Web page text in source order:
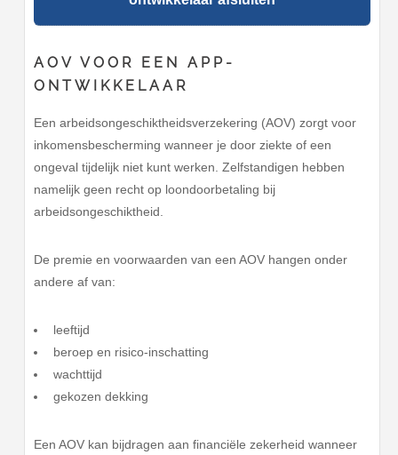
AOV VOOR EEN APP-
ONTWIKKELAAR
Een arbeidsongeschiktheidsverzekering (AOV) zorgt voor
inkomensbescherming wanneer je door ziekte of een
ongeval tijdelijk niet kunt werken. Zelfstandigen hebben
namelijk geen recht op loondoorbetaling bij
arbeidsongeschiktheid.
De premie en voorwaarden van een AOV hangen onder
andere af van:
leeftijd
beroep en risico-inschatting
wachttijd
gekozen dekking
Een AOV kan bijdragen aan financiële zekerheid wanneer